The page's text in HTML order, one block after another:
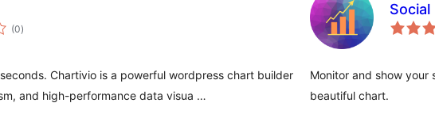
(0àpapọ̀
àwọn
)
Chartivio is a powerful wordpress chart builder
and high-performance data visua …
Monitor and show your
beautiful chart.